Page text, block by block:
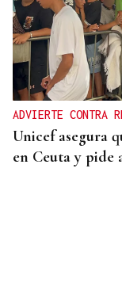
ADVIERTE CONTRA
Unicef asegura
en Ceuta y pide